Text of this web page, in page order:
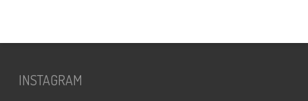
INSTAGRAM